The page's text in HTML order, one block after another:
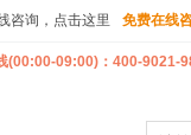
咨询，点击这里 免费在线
(00:00-09:00)：400-9021-